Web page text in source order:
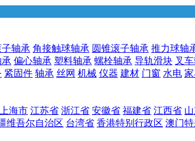
轴承 角接触球轴承 圆锥滚子轴承 推力球轴
偏心轴承 塑料轴承 螺栓轴承 导轨滑块 叉
紧固件 轴承 丝网 机械 仪器 建材 门窗 水电
上海市 江苏省 浙江省 安徽省 福建省 江西省
维吾尔自治区 台湾省 香港特别行政区 澳门